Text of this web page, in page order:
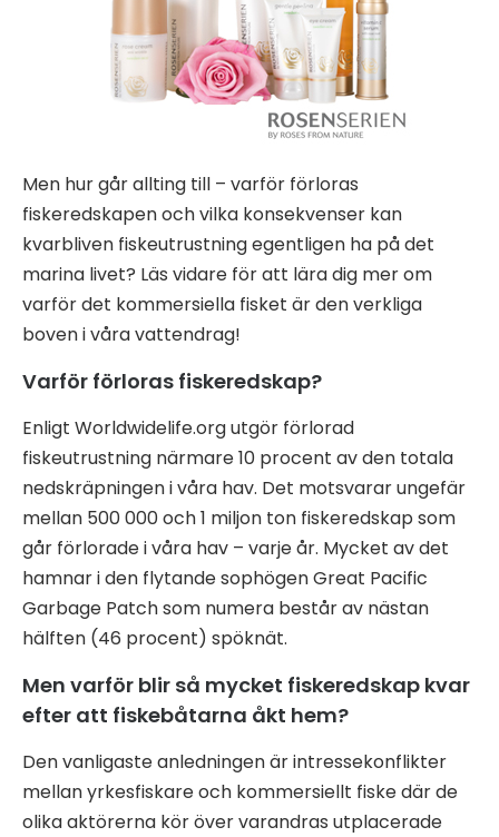
Men hur går allting till – varför förloras
fiskeredskapen och vilka konsekvenser kan
kvarbliven fiskeutrustning egentligen ha på det
marina livet? Läs vidare för att lära dig mer om
varför det kommersiella fisket är den verkliga
boven i våra vattendrag!
Varför förloras fiskeredskap?
Enligt Worldwidelife.org utgör förlorad
fiskeutrustning närmare 10 procent av den totala
nedskräpningen i våra hav. Det motsvarar ungefär
mellan 500 000 och 1 miljon ton fiskeredskap som
går förlorade i våra hav – varje år. Mycket av det
hamnar i den flytande sophögen Great Pacific
Garbage Patch som numera består av nästan
hälften (46 procent) spöknät.
Men varför blir så mycket fiskeredskap kvar
efter att fiskebåtarna åkt hem?
Den vanligaste anledningen är intressekonflikter
mellan yrkesfiskare och kommersiellt fiske där de
olika aktörerna kör över varandras utplacerade